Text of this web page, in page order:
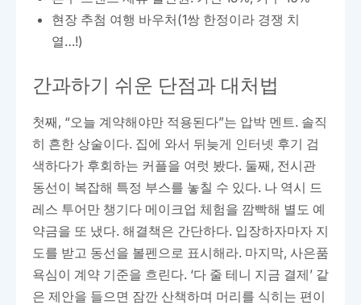
현장 추첨 여행 바우처(1쌍 한정이라 경쟁 치
열…!)
간과하기 쉬운 단점과 대처법
첫째, “오늘 계약해야만 적용된다”는 압박 멘트. 솔직
히 흔한 상술이다. 집에 와서 뒤늦게 인터넷 후기 검
색하다가 후회하는 커플을 여럿 봤다. 둘째, 전시관
동선이 복잡해 특정 부스를 놓칠 수 있다. 나 역시 드
레스 투어만 챙기다 메이크업 체험을 깜빡해 별도 예
약금을 또 냈다. 해결책은 간단하다. 입장하자마자 지
도를 받고 동선을 볼펜으로 표시해라. 마지막, 사은품
욕심이 계약 기준을 흐린다. ‘다 줄 테니 지금 결제’ 같
은 제안을 들으면 잠깐 산책하며 머리를 식히는 편이